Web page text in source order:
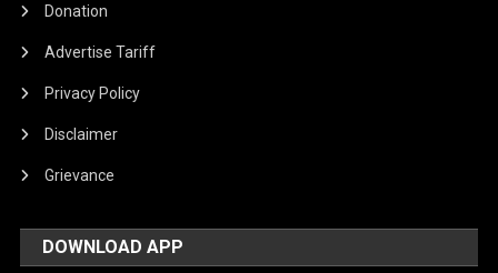
Donation
Advertise Tariff
Privacy Policy
Disclaimer
Grievance
DOWNLOAD APP